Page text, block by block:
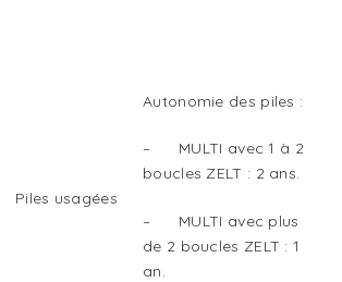
Piles usagées
Autonomie des piles :
– MULTI avec 1 à 2
boucles ZELT : 2 ans.
– MULTI avec plus
de 2 boucles ZELT : 1
an.